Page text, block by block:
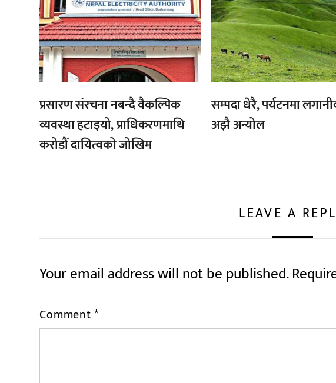
प्रसारण संरचना नबन्दै वैकल्पिक
व्यवस्था हटाइयो, प्राधिकरणमाथि
करोडौँ दायित्वको जोखिम
सम्पदा धेरै, पर्यटनमा
अझै अन्योल
LEAVE A
Your email address will not be published.
Comment*